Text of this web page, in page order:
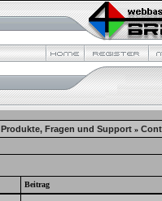
Produkte, Fragen und Support »
Beitrag